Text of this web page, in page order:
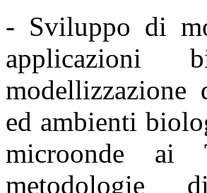
- Sviluppo di
applicazioni
modellizzazione
ed ambienti
microonde
metodologie